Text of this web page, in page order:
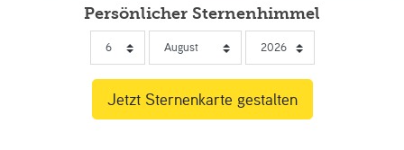
Persönlicher Sternenhimmel